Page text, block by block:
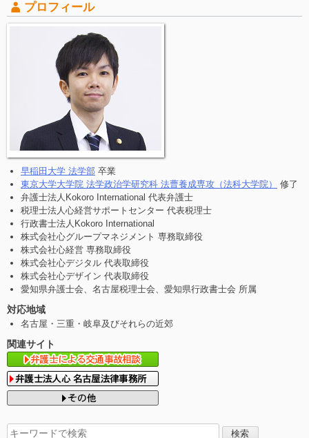
プロフィール
早稲田大学 法学部 卒業
東京大学大学院 法学政治学研究科 法曹養成専攻（法科大学院）
修了
弁護士法人Kokoro International 代表弁護士
税理士法人心経営サポートセンター 代表税理士
行政書士法人Kokoro International
株式会社心グループマネジメント 専務取締役
株式会社心経営 専務取締役
株式会社心デジタル 代表取締役
株式会社心デザイン 代表取締役
愛知県弁護士会、名古屋税理士会、愛知県行政書士会 所属
対応地域
名古屋・三重・岐阜及びそれらの近郊
関連サイト
検